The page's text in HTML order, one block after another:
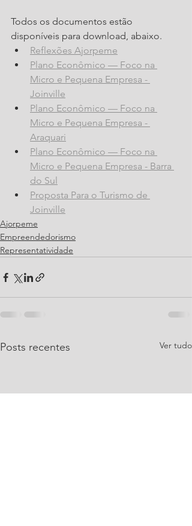
Todos os documentos estão
disponíveis para download, abaixo.
Reflexões Ajorpeme
Plano Econômico — Foco na
Micro e Pequena Empresa -
Joinville
Plano Econômico — Foco na
Micro e Pequena Empresa -
Araquari
Plano Econômico — Foco na
Micro e Pequena Empresa - Barra
do Sul
Proposta Para o Turismo de
Joinville
Ajorpeme
Empreendedorismo
Representatividade
Posts recentes Ver tudo